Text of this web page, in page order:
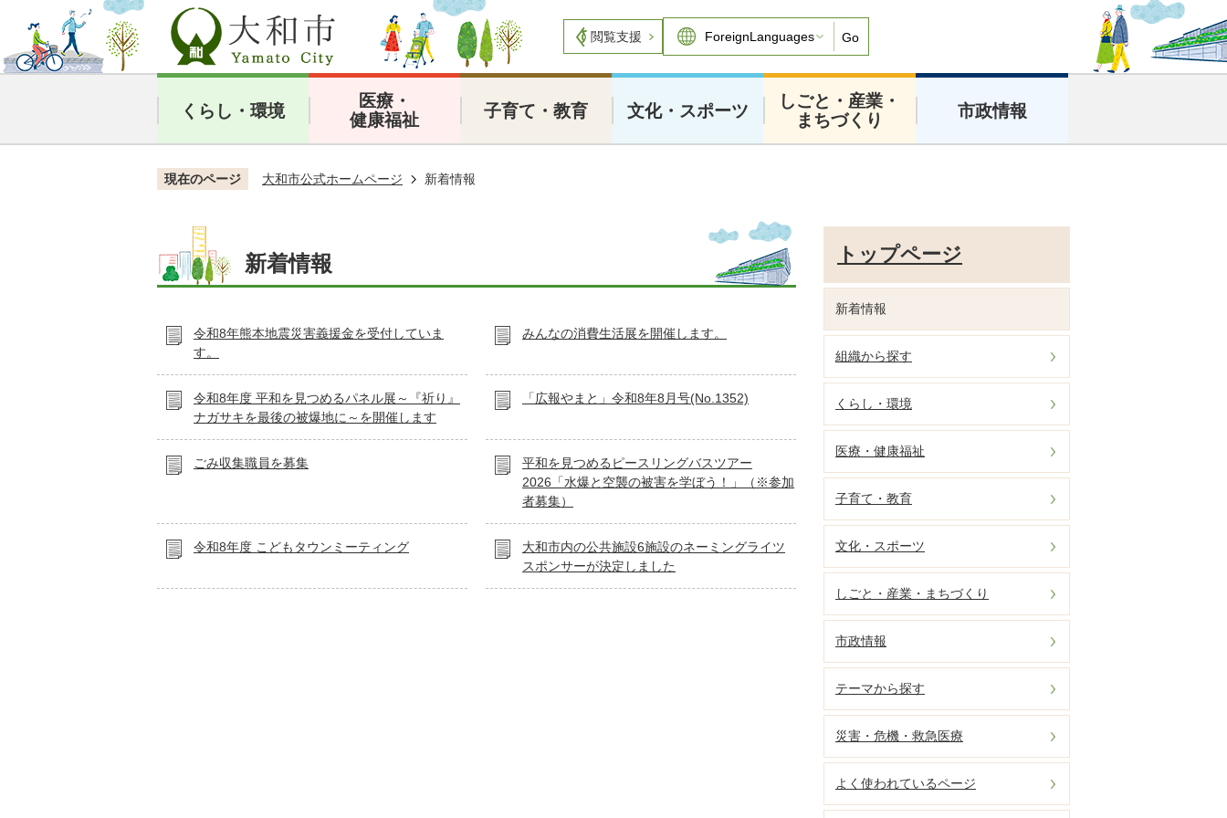
閲覧支援 Go
くらし・環境
医療・
健康福祉
子育て・教育 文化・スポーツ
しごと・産業・
まちづくり
市政情報
現在のページ 大和市公式ホームページ 新着情報
新着情報
令和8年熊本地震災害義援金を受付していま
す。
みんなの消費生活展を開催します。
令和8年度 平和を見つめるパネル展～『祈り』
ナガサキを最後の被爆地に～を開催します
「広報やまと」令和8年8月号(No.1352)
ごみ収集職員を募集
平和を見つめるピースリングバスツアー
2026「水爆と空襲の被害を学ぼう！」（※参加
者募集）
令和8年度 こどもタウンミーティング
大和市内の公共施設6施設のネーミングライツ
スポンサーが決定しました
トップページ
新着情報
組織から探す
くらし・環境
医療・健康福祉
子育て・教育
文化・スポーツ
しごと・産業・まちづくり
市政情報
テーマから探す
災害・危機・救急医療
よく使われているページ